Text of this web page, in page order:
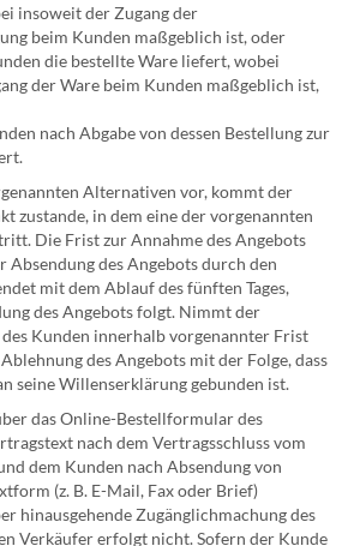
insoweit der Zugang der
beim Kunden maßgeblich ist, oder
die bestellte Ware liefert, wobei
der Ware beim Kunden maßgeblich ist,
nach Abgabe von dessen Bestellung zur
Alternativen vor, kommt der
zustande, in dem eine der vorgenannten
Die Frist zur Annahme des Angebots
Absendung des Angebots durch den
mit dem Ablauf des fünften Tages,
des Angebots folgt. Nimmt der
Kunden innerhalb vorgenannter Frist
des Angebots mit der Folge, dass
seine Willenserklärung gebunden ist.
das Online-Bestellformular des
nach dem Vertragsschluss vom
dem Kunden nach Absendung von
(z. B. E-Mail, Fax oder Brief)
hinausgehende Zugänglichmachung des
Verkäufer erfolgt nicht. Sofern der Kunde